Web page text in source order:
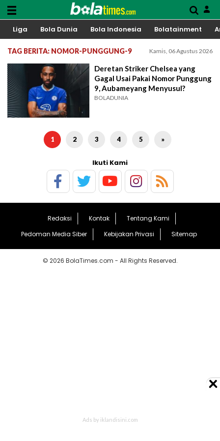
Liga Bola Dunia Bola Indonesia Bolatainment
TAG BERITA: NOMOR-PUNGGUNG-9 Kamis, 06 Agustus 2026
Deretan Striker Chelsea yang
Gagal Usai Pakai Nomor Punggung
9, Aubameyang Menyusul?
BOLADUNIA
1 2 3 4 5 »
Ikuti Kami
Redaksi Kontak
Tentang Kami
Pedoman Media Siber
Kebijakan Privasi Sitemap
© 2026 BolaTimes.com - All Rights Reserved.